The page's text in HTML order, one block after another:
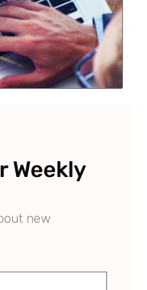
Weekly
new